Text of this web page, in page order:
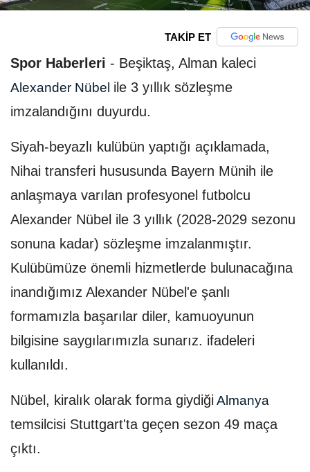
TAKİP ET
Spor Haberleri - Beşiktaş, Alman kaleci
Alexander Nübel ile 3 yıllık sözleşme
imzalandığını duyurdu.
Siyah-beyazlı kulübün yaptığı açıklamada,
Nihai transferi hususunda Bayern Münih ile
anlaşmaya varılan profesyonel futbolcu
Alexander Nübel ile 3 yıllık (2028-2029 sezonu
sonuna kadar) sözleşme imzalanmıştır.
Kulübümüze önemli hizmetlerde bulunacağına
inandığımız Alexander Nübel'e şanlı
formamızla başarılar diler, kamuoyunun
bilgisine saygılarımızla sunarız. ifadeleri
kullanıldı.
Nübel, kiralık olarak forma giydiği Almanya
temsilcisi Stuttgart'ta geçen sezon 49 maça
çıktı.